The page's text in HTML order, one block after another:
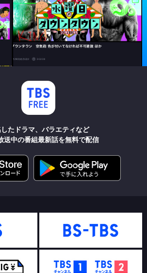
したドラマ、バラエティなど
送中の番組最新話を無料で配信